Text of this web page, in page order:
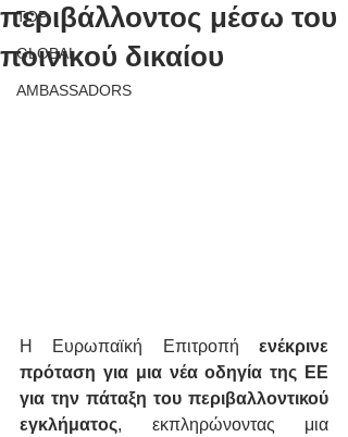
TOP
GLOBAL
AMBASSADORS
περιβάλλοντος μέσω του
ποινικού δικαίου
Η Ευρωπαϊκή Επιτροπή ενέκρινε
πρόταση για μια νέα οδηγία της ΕΕ
για την πάταξη του περιβαλλοντικού
εγκλήματος, εκπληρώνοντας μια